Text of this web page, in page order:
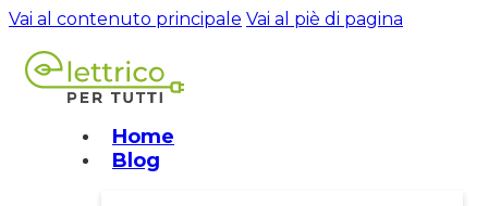
Vai al contenuto principale Vai al piè di pagina
Home
Blog